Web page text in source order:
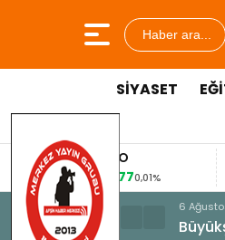
Haber ara...
SİYASET
EURO
53,8477
0,01%
GRAM
6.168,06
6